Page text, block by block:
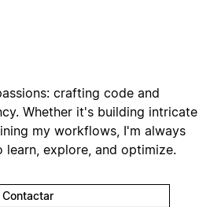
crafting code and
Whether it's building intricate
my workflows, I'm always
explore, and optimize.
Contactar